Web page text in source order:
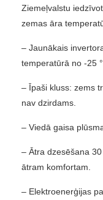
Ziemeļvalstu
zemas āra
– Jaunākais
temperatūrā no -25
– Īpaši kluss: zems
nav dzirdams.
– Viedā gaisa
– Ātra dzesēšana
ātram komfortam.
– Elektroenerģijas